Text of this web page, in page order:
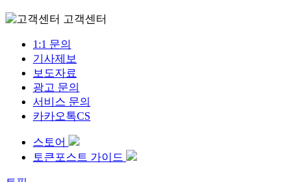
고객센터
1:1 문의
기사제보
보도자료
광고 문의
서비스 문의
카카오톡CS
스토어
토큰포스트 가이드